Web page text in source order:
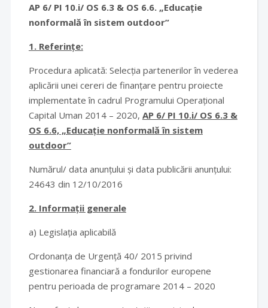
AP 6/ PI 10.i/ OS 6.3 & OS 6.6. „Educație
nonformală în sistem outdoor”
1. Referințe:
Procedura aplicată: Selecția partenerilor în vederea
aplicării unei cereri de finanțare pentru proiecte
implementate în cadrul Programului Operațional
Capital Uman 2014 – 2020, AP 6/ PI 10.i/ OS 6.3 &
OS 6.6, „Educație nonformală în sistem
outdoor”
Numărul/ data anunțului și data publicării anunțului:
24643 din 12/10/2016
2. Informații generale
a) Legislația aplicabilă
Ordonanța de Urgență 40/ 2015 privind
gestionarea financiară a fondurilor europene
pentru perioada de programare 2014 – 2020